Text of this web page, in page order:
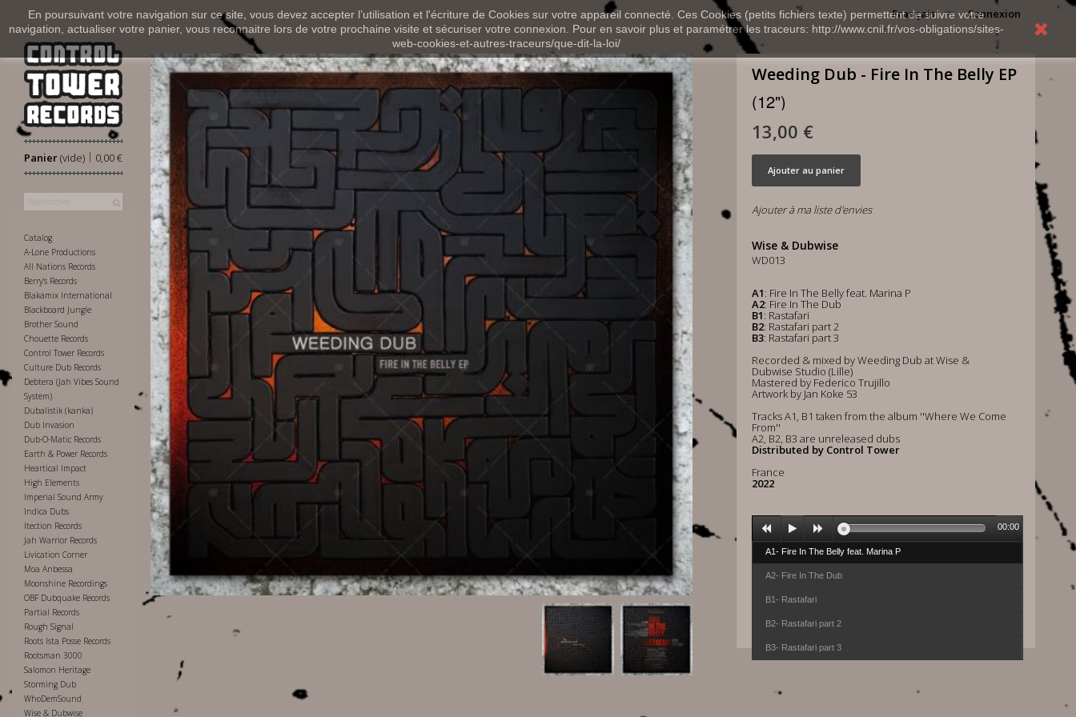
En poursuivant votre navigation sur ce site, vous devez accepter l’utilisation et l'écriture de Cookies sur votre appareil connecté. Ces Cookies (petits fichiers texte) permettent de suivre votre
navigation, actualiser votre panier, vous reconnaitre lors de votre prochaine visite et sécuriser votre connexion. Pour en savoir plus et paramétrer les traceurs: http://www.cnil.fr/vos-obligations/sites-
web-cookies-et-autres-traceurs/que-dit-la-loi/
Connexion
Français
Panier 0,00 €
|
(vide)
Catalog
A-Lone Productions
All Nations Records
Berry's Records
Blakamix International
Blackboard Jungle
Brother Sound
Chouette Records
Control Tower Records
Culture Dub Records
Debtera (Jah Vibes Sound
System)
Dubalistik (kanka)
Dub Invasion
Dub-O-Matic Records
Earth & Power Records
Heartical Impact
High Elements
Imperial Sound Army
Indica Dubs
Itection Records
Jah Warrior Records
Livication Corner
Moa Anbessa
Moonshine Recordings
OBF Dubquake Records
Partial Records
Rough Signal
Roots Ista Posse Records
Rootsman 3000
Salomon Heritage
Storming Dub
WhoDemSound
Wise & Dubwise
Weeding Dub - Fire In The Belly EP
(12")
13,00 €
Ajouter au panier
Ajouter à ma liste d'envies
Wise & Dubwise
WD013
A1: Fire In The Belly feat. Marina P
A2: Fire In The Dub
B1: Rastafari
B2: Rastafari part 2
B3: Rastafari part 3
Recorded & mixed by Weeding Dub at Wise &
Dubwise Studio (Lille)
Mastered by Federico Trujillo
Artwork by Jan Koke 53
Tracks A1, B1 taken from the album ''Where We Come
From''
A2, B2, B3 are unreleased dubs
Distributed by Control Tower
France
2022
A1- Fire In The Belly feat. Marina P
A2- Fire In The Dub
B1- Rastafari
B2- Rastafari part 2
B3- Rastafari part 3
00:00